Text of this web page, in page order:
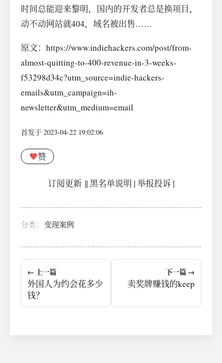
时间总能迎来黎明，国内的开发者总是换项目，
动不动网站就404，域名被出售……
原文：https://www.indiehackers.com/post/from-
almost-quitting-to-400-revenue-in-3-weeks-
f53298d34c?utm_source=indie-hackers-
emails&utm_campaign=ih-
newsletter&utm_medium=email
首发于 2023-04-22 19:02:06
♥赞
订阅更新||黑名单说明 |举报投诉 |
分类： 变现案例
← 上一篇
外国人为约会花多少
钱？
下一篇 →
卖奖牌赚钱的keep